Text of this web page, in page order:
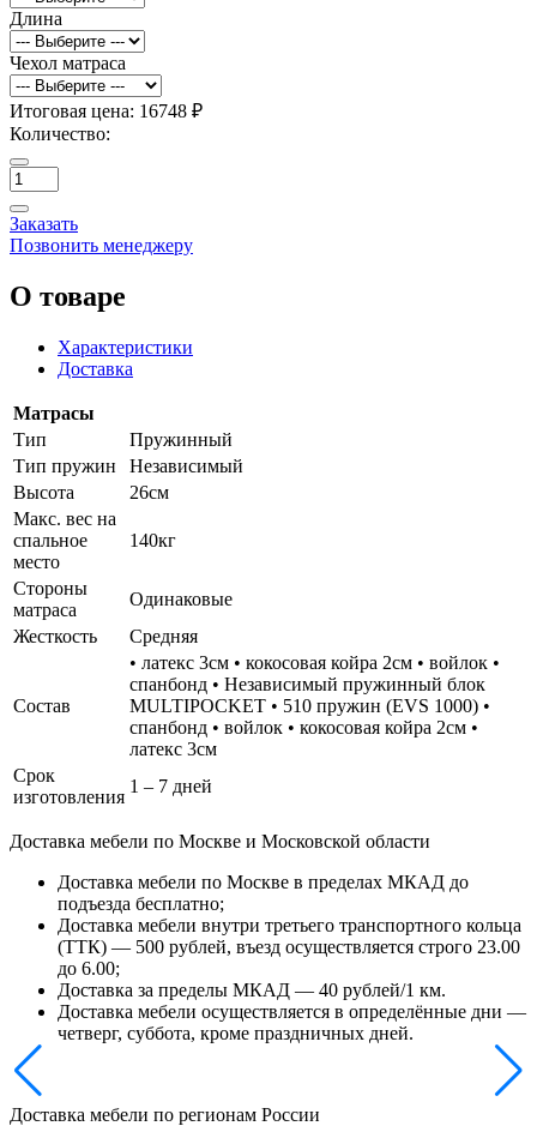
Длина
Чехол матраса
Итоговая цена: 16748 ₽
Количество:
Заказать
Позвонить менеджеру
О товаре
Характеристики
Доставка
Матрасы
Тип
Пружинный
Тип пружин
Независимый
Высота
26см
Макс. вес на
спальное
место
140кг
Стороны
матраса
Одинаковые
Жесткость
Средняя
Состав
• латекс 3см • кокосовая койра 2см • войлок •
спанбонд • Независимый пружинный блок
MULTIPOCKET • 510 пружин (EVS 1000) •
спанбонд • войлок • кокосовая койра 2см •
латекс 3см
Срок
изготовления
1 – 7 дней
Доставка мебели по Москве и Московской области
Доставка мебели по Москве в пределах МКАД до
подъезда бесплатно;
Доставка мебели внутри третьего транспортного кольца
(ТТК) — 500 рублей, въезд осуществляется строго 23.00
до 6.00;
Доставка за пределы МКАД — 40 рублей/1 км.
Доставка мебели осуществляется в определённые дни —
четверг, суббота, кроме праздничных дней.
Доставка мебели по регионам России